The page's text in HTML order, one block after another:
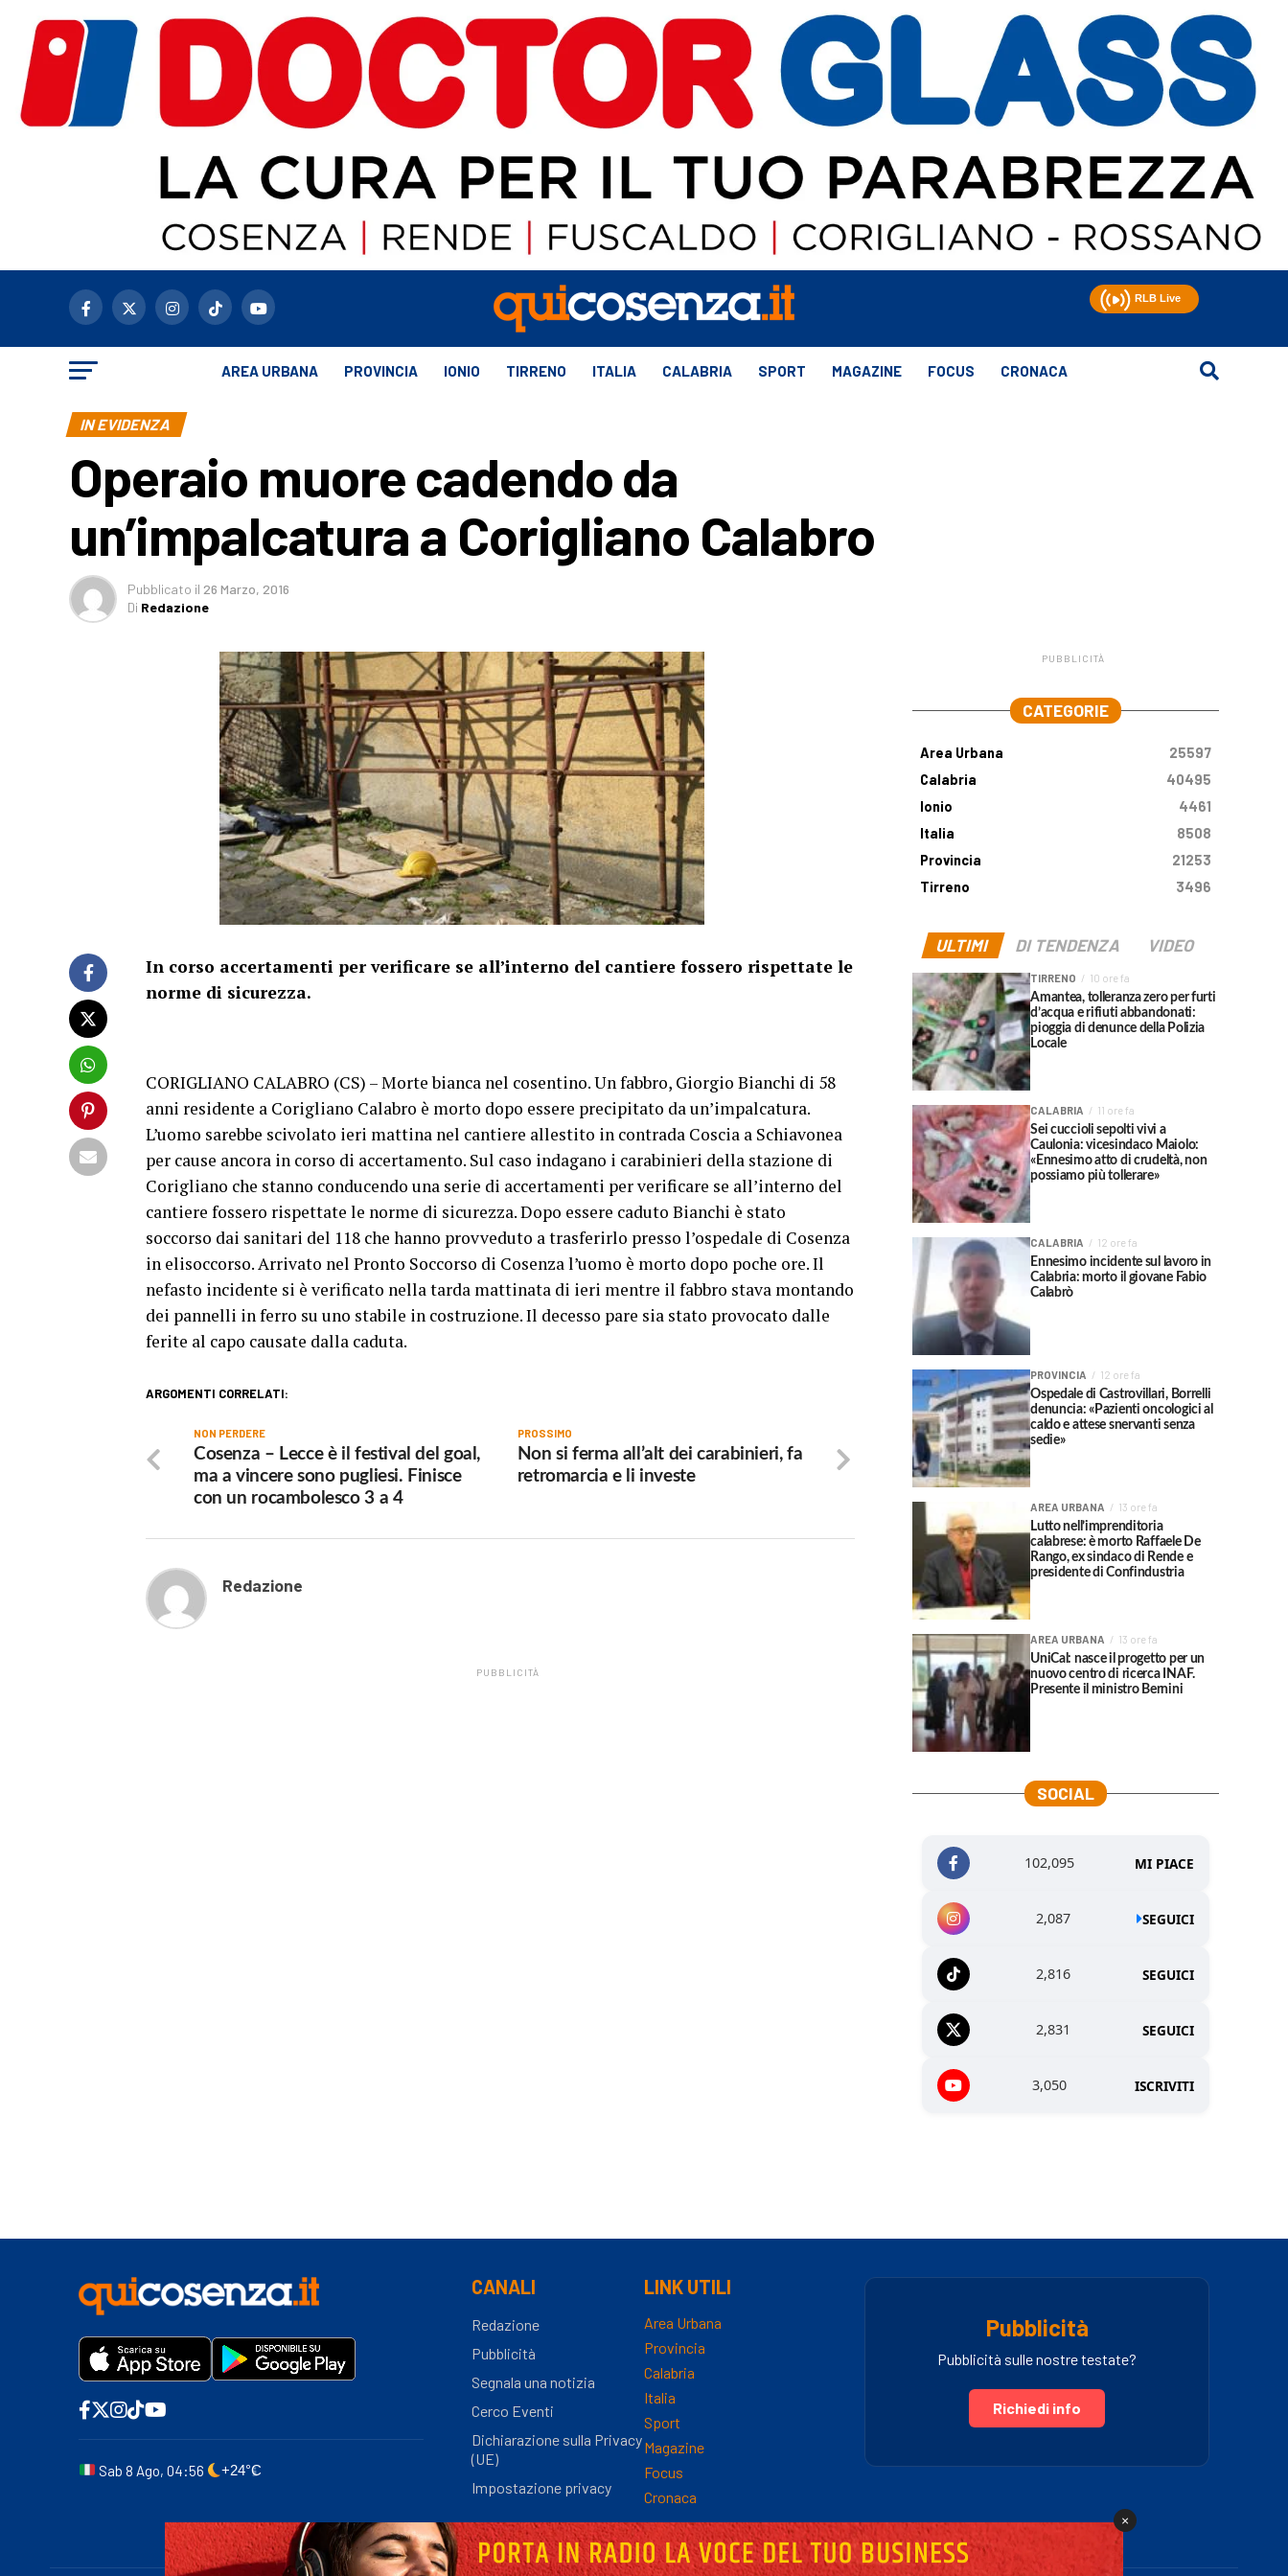
AREA URBANA PROVINCIA IONIO TIRRENO ITALIA CALABRIA SPORT MAGAZINE FOCUS CRONACA
IN EVIDENZA
Operaio muore cadendo da
un’impalcatura a Corigliano Calabro
Pubblicato il 26 Marzo, 2016
Di Redazione
In corso accertamenti per verificare se all’interno del cantiere fossero rispettate le
norme di sicurezza.
CORIGLIANO CALABRO (CS) – Morte bianca nel cosentino. Un fabbro, Giorgio Bianchi di 58
anni residente a Corigliano Calabro è morto dopo essere precipitato da un’impalcatura.
L’uomo sarebbe scivolato ieri mattina nel cantiere allestito in contrada Coscia a Schiavonea
per cause ancora in corso di accertamento. Sul caso indagano i carabinieri della stazione di
Corigliano che stanno conducendo una serie di accertamenti per verificare se all’interno del
cantiere fossero rispettate le norme di sicurezza. Dopo essere caduto Bianchi è stato
soccorso dai sanitari del 118 che hanno provveduto a trasferirlo presso l’ospedale di Cosenza
in elisoccorso. Arrivato nel Pronto Soccorso di Cosenza l’uomo è morto dopo poche ore. Il
nefasto incidente si è verificato nella tarda mattinata di ieri mentre il fabbro stava montando
dei pannelli in ferro su uno stabile in costruzione. Il decesso pare sia stato provocato dalle
ferite al capo causate dalla caduta.
ARGOMENTI CORRELATI:
PROSSIMO
Non si ferma all’alt dei carabinieri, fa
retromarcia e li investe
NON PERDERE
Cosenza – Lecce è il festival del goal,
ma a vincere sono pugliesi. Finisce
con un rocambolesco 3 a 4
Redazione
PUBBLICITÀ
PUBBLICITÀ
CATEGORIE
Area Urbana
25597
Calabria
40495
Ionio
4461
Italia
8508
Provincia
21253
Tirreno
3496
ULTIMI DI TENDENZA VIDEO
TIRRENO 10 ore fa
Amantea, tolleranza zero per furti
d’acqua e rifiuti abbandonati:
pioggia di denunce della Polizia
Locale
CALABRIA 11 ore fa
Sei cuccioli sepolti vivi a
Caulonia: vicesindaco Maiolo:
«Ennesimo atto di crudeltà, non
possiamo più tollerare»
CALABRIA 12 ore fa
Ennesimo incidente sul lavoro in
Calabria: morto il giovane Fabio
Calabrò
PROVINCIA 12 ore fa
Ospedale di Castrovillari, Borrelli
denuncia: «Pazienti oncologici al
caldo e attese snervanti senza
sedie»
AREA URBANA 13 ore fa
Lutto nell’imprenditoria
calabrese: è morto Raffaele De
Rango, ex sindaco di Rende e
presidente di Confindustria
AREA URBANA 13 ore fa
UniCal: nasce il progetto per un
nuovo centro di ricerca INAF.
Presente il ministro Bernini
SOCIAL
102,095 MI PIACE
2,087 SEGUICI
2,816 SEGUICI
2,831 SEGUICI
3,050 ISCRIVITI
Sab 8 Ago, 04:56 +24°C
CANALI
Redazione
Pubblicità
Segnala una notizia
Cerco Eventi
Dichiarazione sulla Privacy
(UE)
Impostazione privacy
LINK UTILI
Area Urbana
Provincia
Calabria
Italia
Sport
Magazine
Focus
Cronaca
Pubblicità
Pubblicità sulle nostre testate?
Richiedi info
×